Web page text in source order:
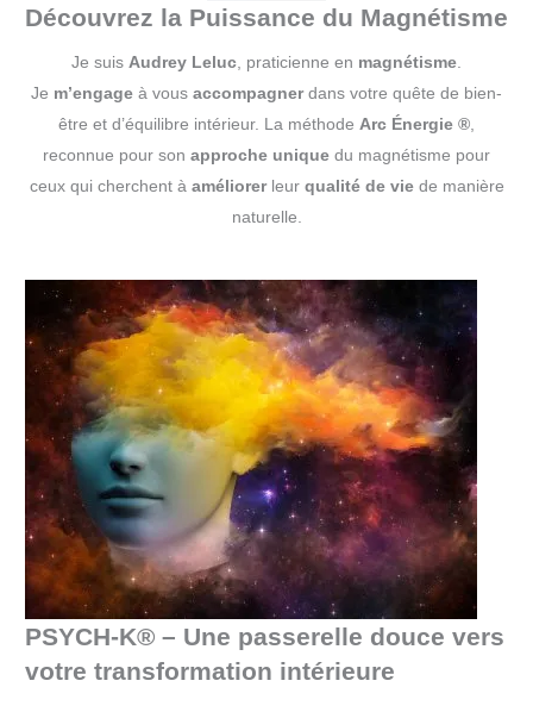
Découvrez la Puissance du Magnétisme
Je suis Audrey Leluc , praticienne en magnétisme
Je m’engage à vous accompagnerdans votre quête de bien-
être et d’équilibre intérieur. La méthode Arc Énergie ®
reconnue pour son approche unique du magnétisme pour
ceux qui cherchent à améliorer leur qualité de viede manière
naturelle.
PSYCH-K® – Une passerelle douce vers
votre transformation intérieure